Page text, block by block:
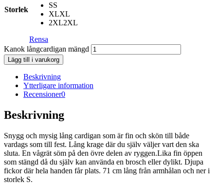
Storlek
SS
XLXL
2XL2XL
Rensa
Kanok långcardigan mängd
Lägg till i varukorg
Beskrivning
Ytterligare information
Recensioner0
Beskrivning
Snygg och mysig lång cardigan som är fin och skön till både
vardags som till fest. Lång krage där du själv väljer vart den ska
sluta. En vågrät söm på den övre delen av ryggen.Lika fin öppen
som stängd då du själv kan använda en brosch eller dylikt. Djupa
fickor där hela handen får plats. 71 cm lång från armhålan och ner i
storlek S.